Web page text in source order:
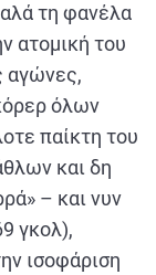
τη φανέλα
ατομική του
αγώνες,
όλων
παίκτη του
και δη
– και νυν
γκολ),
ισοφάριση